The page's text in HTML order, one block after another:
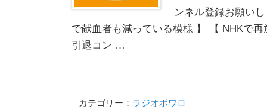
ンネル登録お願い
で献血者も減っている模様 】 【 NHKで
引退コン …
カテゴリー： ラジオポワロ